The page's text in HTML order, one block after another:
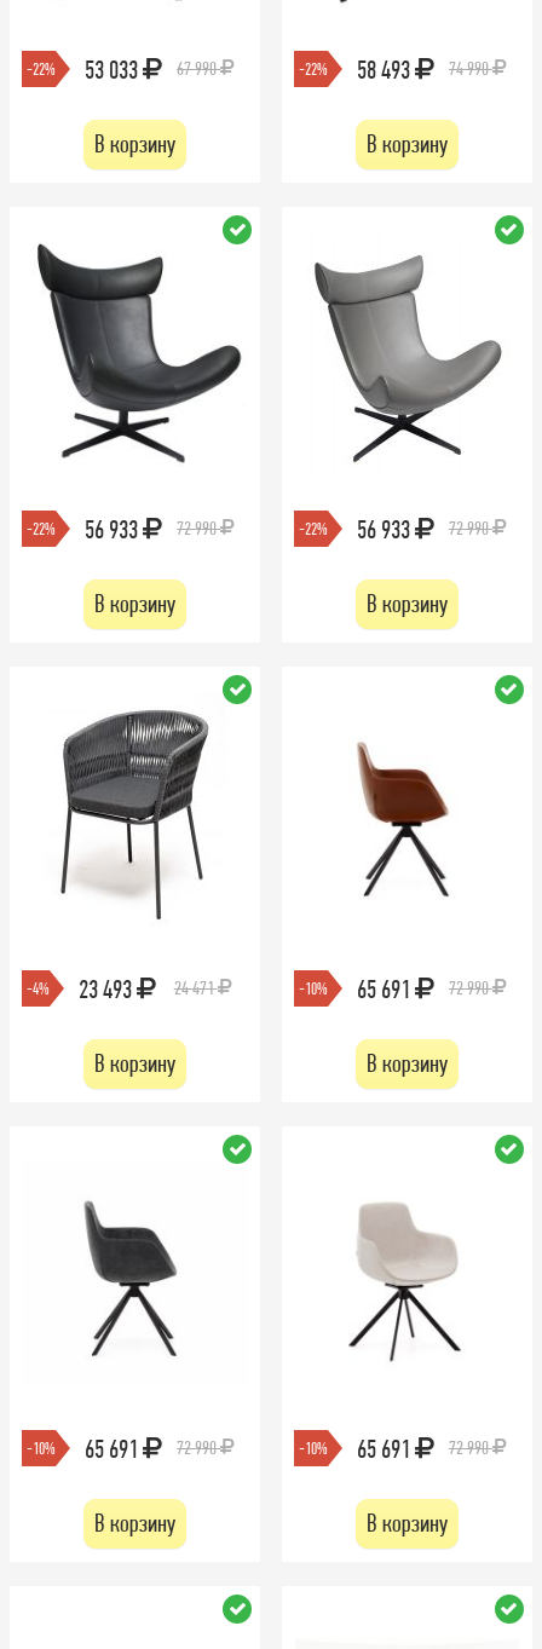
-22% 53 033 67 990
В корзину
-22% 58 493 74 990
В корзину
-22% 56 933 72 990
В корзину
-22% 56 933 72 990
В корзину
-4% 23 493 24 471
В корзину
-10% 65 691 72 990
В корзину
-10% 65 691 72 990
В корзину
-10% 65 691 72 990
В корзину